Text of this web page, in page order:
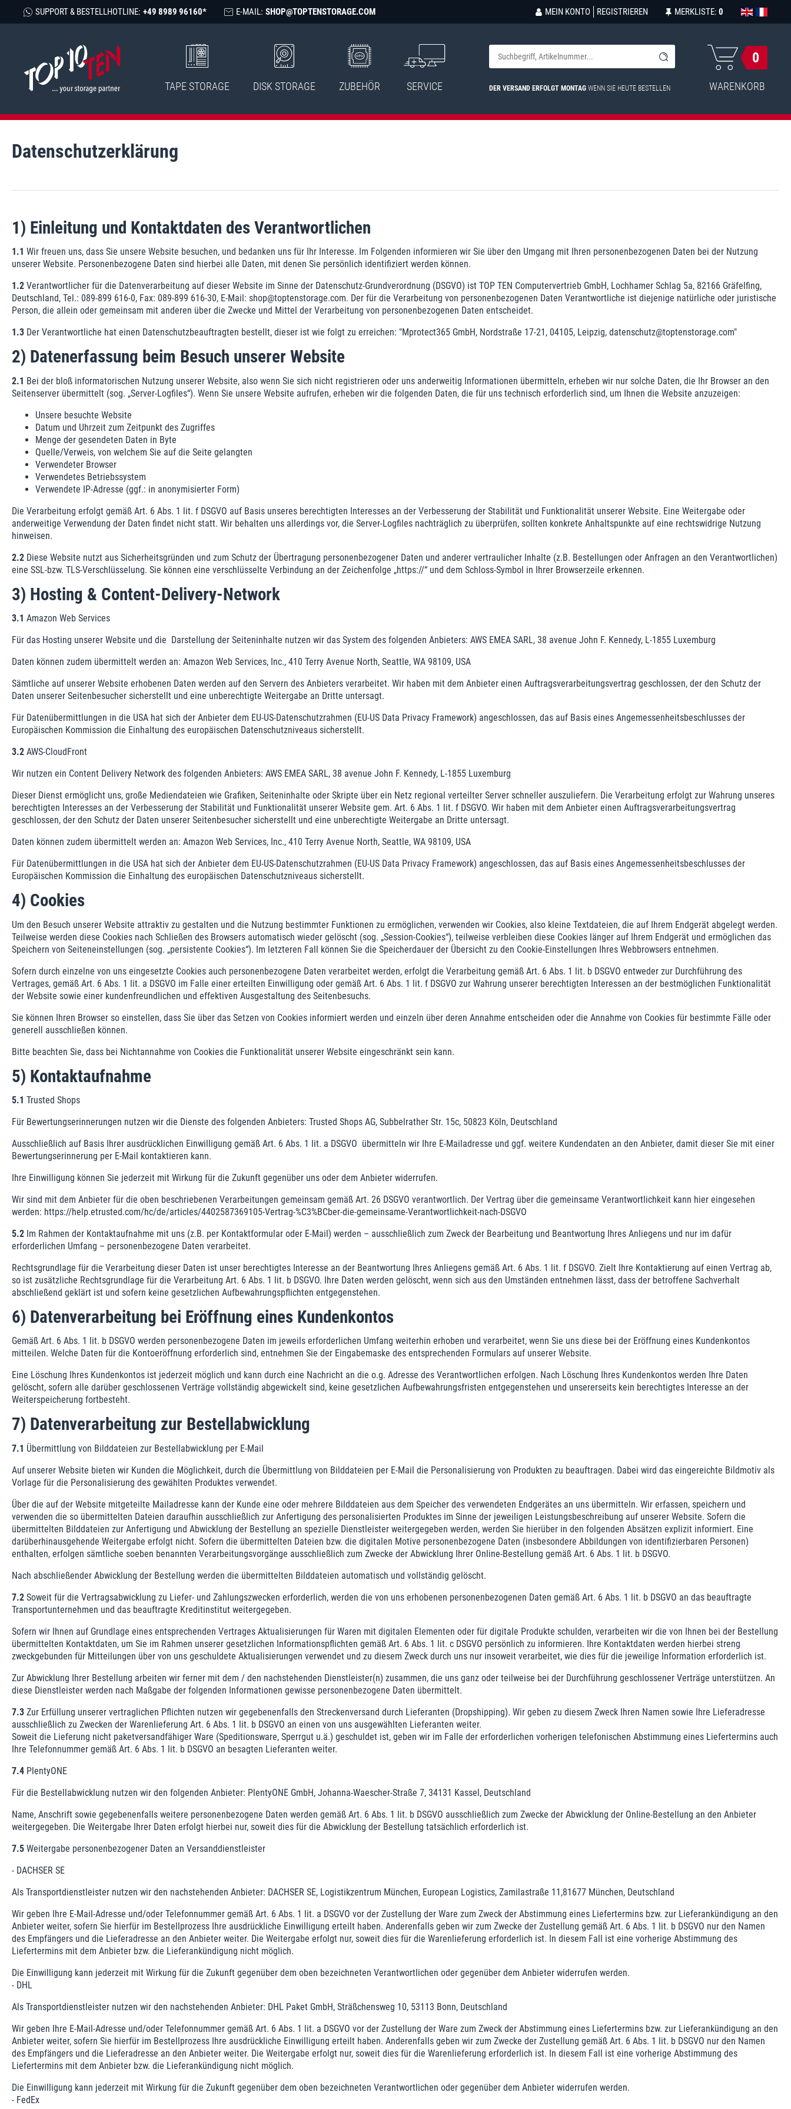
SUPPORT & BESTELLHOTLINE: +49 8989 96160* E-MAIL: SHOP@TOPTENSTORAGE.COM MEIN KONTO REGISTRIEREN MERKLISTE: 0
TAPE STORAGE DISK STORAGE ZUBEHÖR SERVICE DER VERSAND ERFOLGT MONTAG WENN SIE HEUTE BESTELLEN
0
WARENKORB
Daten­schutz­erklärung
1) Einleitung und Kontaktdaten des Verantwortlichen
1.1 Wir freuen uns, dass Sie unsere Website besuchen, und bedanken uns für Ihr Interesse. Im Folgenden informieren wir Sie über den Umgang mit Ihren personenbezogenen Daten bei der Nutzung
unserer Website. Personenbezogene Daten sind hierbei alle Daten, mit denen Sie persönlich identifiziert werden können.
1.2 Verantwortlicher für die Datenverarbeitung auf dieser Website im Sinne der Datenschutz-Grundverordnung (DSGVO) ist TOP TEN Computervertrieb GmbH, Lochhamer Schlag 5a, 82166 Gräfelfing,
Deutschland, Tel.: 089-899 616-0, Fax: 089-899 616-30, E-Mail: shop@toptenstorage.com. Der für die Verarbeitung von personenbezogenen Daten Verantwortliche ist diejenige natürliche oder juristische
Person, die allein oder gemeinsam mit anderen über die Zwecke und Mittel der Verarbeitung von personenbezogenen Daten entscheidet.
1.3 Der Verantwortliche hat einen Datenschutzbeauftragten bestellt, dieser ist wie folgt zu erreichen: "Mprotect365 GmbH, Nordstraße 17-21, 04105, Leipzig, datenschutz@toptenstorage.com"
2) Datenerfassung beim Besuch unserer Website
2.1 Bei der bloß informatorischen Nutzung unserer Website, also wenn Sie sich nicht registrieren oder uns anderweitig Informationen übermitteln, erheben wir nur solche Daten, die Ihr Browser an den
Seitenserver übermittelt (sog. „Server-Logfiles“). Wenn Sie unsere Website aufrufen, erheben wir die folgenden Daten, die für uns technisch erforderlich sind, um Ihnen die Website anzuzeigen:
Unsere besuchte Website
Datum und Uhrzeit zum Zeitpunkt des Zugriffes
Menge der gesendeten Daten in Byte
Quelle/Verweis, von welchem Sie auf die Seite gelangten
Verwendeter Browser
Verwendetes Betriebssystem
Verwendete IP-Adresse (ggf.: in anonymisierter Form)
Die Verarbeitung erfolgt gemäß Art. 6 Abs. 1 lit. f DSGVO auf Basis unseres berechtigten Interesses an der Verbesserung der Stabilität und Funktionalität unserer Website. Eine Weitergabe oder
anderweitige Verwendung der Daten findet nicht statt. Wir behalten uns allerdings vor, die Server-Logfiles nachträglich zu überprüfen, sollten konkrete Anhaltspunkte auf eine rechtswidrige Nutzung
hinweisen.
2.2 Diese Website nutzt aus Sicherheitsgründen und zum Schutz der Übertragung personenbezogener Daten und anderer vertraulicher Inhalte (z.B. Bestellungen oder Anfragen an den Verantwortlichen)
eine SSL-bzw. TLS-Verschlüsselung. Sie können eine verschlüsselte Verbindung an der Zeichenfolge „https://“ und dem Schloss-Symbol in Ihrer Browserzeile erkennen.
3) Hosting & Content-Delivery-Network
3.1 Amazon Web Services
Für das Hosting unserer Website und die Darstellung der Seiteninhalte nutzen wir das System des folgenden Anbieters: AWS EMEA SARL, 38 avenue John F. Kennedy, L-1855 Luxemburg
Daten können zudem übermittelt werden an: Amazon Web Services, Inc., 410 Terry Avenue North, Seattle, WA 98109, USA
Sämtliche auf unserer Website erhobenen Daten werden auf den Servern des Anbieters verarbeitet. Wir haben mit dem Anbieter einen Auftragsverarbeitungsvertrag geschlossen, der den Schutz der
Daten unserer Seitenbesucher sicherstellt und eine unberechtigte Weitergabe an Dritte untersagt.
Für Datenübermittlungen in die USA hat sich der Anbieter dem EU-US-Datenschutzrahmen (EU-US Data Privacy Framework) angeschlossen, das auf Basis eines Angemessenheitsbeschlusses der
Europäischen Kommission die Einhaltung des europäischen Datenschutzniveaus sicherstellt.
3.2 AWS-CloudFront
Wir nutzen ein Content Delivery Network des folgenden Anbieters: AWS EMEA SARL, 38 avenue John F. Kennedy, L-1855 Luxemburg
Dieser Dienst ermöglicht uns, große Mediendateien wie Grafiken, Seiteninhalte oder Skripte über ein Netz regional verteilter Server schneller auszuliefern. Die Verarbeitung erfolgt zur Wahrung unseres
berechtigten Interesses an der Verbesserung der Stabilität und Funktionalität unserer Website gem. Art. 6 Abs. 1 lit. f DSGVO. Wir haben mit dem Anbieter einen Auftragsverarbeitungsvertrag
geschlossen, der den Schutz der Daten unserer Seitenbesucher sicherstellt und eine unberechtigte Weitergabe an Dritte untersagt.
Daten können zudem übermittelt werden an: Amazon Web Services, Inc., 410 Terry Avenue North, Seattle, WA 98109, USA
Für Datenübermittlungen in die USA hat sich der Anbieter dem EU-US-Datenschutzrahmen (EU-US Data Privacy Framework) angeschlossen, das auf Basis eines Angemessenheitsbeschlusses der
Europäischen Kommission die Einhaltung des europäischen Datenschutzniveaus sicherstellt.
4) Cookies
Um den Besuch unserer Website attraktiv zu gestalten und die Nutzung bestimmter Funktionen zu ermöglichen, verwenden wir Cookies, also kleine Textdateien, die auf Ihrem Endgerät abgelegt werden.
Teilweise werden diese Cookies nach Schließen des Browsers automatisch wieder gelöscht (sog. „Session-Cookies“), teilweise verbleiben diese Cookies länger auf Ihrem Endgerät und ermöglichen das
Speichern von Seiteneinstellungen (sog. „persistente Cookies“). Im letzteren Fall können Sie die Speicherdauer der Übersicht zu den Cookie-Einstellungen Ihres Webbrowsers entnehmen.
Sofern durch einzelne von uns eingesetzte Cookies auch personenbezogene Daten verarbeitet werden, erfolgt die Verarbeitung gemäß Art. 6 Abs. 1 lit. b DSGVO entweder zur Durchführung des
Vertrages, gemäß Art. 6 Abs. 1 lit. a DSGVO im Falle einer erteilten Einwilligung oder gemäß Art. 6 Abs. 1 lit. f DSGVO zur Wahrung unserer berechtigten Interessen an der bestmöglichen Funktionalität
der Website sowie einer kundenfreundlichen und effektiven Ausgestaltung des Seitenbesuchs.
Sie können Ihren Browser so einstellen, dass Sie über das Setzen von Cookies informiert werden und einzeln über deren Annahme entscheiden oder die Annahme von Cookies für bestimmte Fälle oder
generell ausschließen können.
Bitte beachten Sie, dass bei Nichtannahme von Cookies die Funktionalität unserer Website eingeschränkt sein kann.
5) Kontaktaufnahme
5.1 Trusted Shops
Für Bewertungserinnerungen nutzen wir die Dienste des folgenden Anbieters: Trusted Shops AG, Subbelrather Str. 15c, 50823 Köln, Deutschland
Ausschließlich auf Basis Ihrer ausdrücklichen Einwilligung gemäß Art. 6 Abs. 1 lit. a DSGVO übermitteln wir Ihre E-Mailadresse und ggf. weitere Kundendaten an den Anbieter, damit dieser Sie mit einer
Bewertungserinnerung per E-Mail kontaktieren kann.
Ihre Einwilligung können Sie jederzeit mit Wirkung für die Zukunft gegenüber uns oder dem Anbieter widerrufen.
Wir sind mit dem Anbieter für die oben beschriebenen Verarbeitungen gemeinsam gemäß Art. 26 DSGVO verantwortlich. Der Vertrag über die gemeinsame Verantwortlichkeit kann hier eingesehen
werden: https://help.etrusted.com/hc/de/articles/4402587369105-Vertrag-%C3%BCber-die-gemeinsame-Verantwortlichkeit-nach-DSGVO
5.2 Im Rahmen der Kontaktaufnahme mit uns (z.B. per Kontaktformular oder E-Mail) werden – ausschließlich zum Zweck der Bearbeitung und Beantwortung Ihres Anliegens und nur im dafür
erforderlichen Umfang – personenbezogene Daten verarbeitet.
Rechtsgrundlage für die Verarbeitung dieser Daten ist unser berechtigtes Interesse an der Beantwortung Ihres Anliegens gemäß Art. 6 Abs. 1 lit. f DSGVO. Zielt Ihre Kontaktierung auf einen Vertrag ab,
so ist zusätzliche Rechtsgrundlage für die Verarbeitung Art. 6 Abs. 1 lit. b DSGVO. Ihre Daten werden gelöscht, wenn sich aus den Umständen entnehmen lässt, dass der betroffene Sachverhalt
abschließend geklärt ist und sofern keine gesetzlichen Aufbewahrungspflichten entgegenstehen.
6) Datenverarbeitung bei Eröffnung eines Kundenkontos
Gemäß Art. 6 Abs. 1 lit. b DSGVO werden personenbezogene Daten im jeweils erforderlichen Umfang weiterhin erhoben und verarbeitet, wenn Sie uns diese bei der Eröffnung eines Kundenkontos
mitteilen. Welche Daten für die Kontoeröffnung erforderlich sind, entnehmen Sie der Eingabemaske des entsprechenden Formulars auf unserer Website.
Eine Löschung Ihres Kundenkontos ist jederzeit möglich und kann durch eine Nachricht an die o.g. Adresse des Verantwortlichen erfolgen. Nach Löschung Ihres Kundenkontos werden Ihre Daten
gelöscht, sofern alle darüber geschlossenen Verträge vollständig abgewickelt sind, keine gesetzlichen Aufbewahrungsfristen entgegenstehen und unsererseits kein berechtigtes Interesse an der
Weiterspeicherung fortbesteht.
7) Datenverarbeitung zur Bestellabwicklung
7.1 Übermittlung von Bilddateien zur Bestellabwicklung per E-Mail
Auf unserer Website bieten wir Kunden die Möglichkeit, durch die Übermittlung von Bilddateien per E-Mail die Personalisierung von Produkten zu beauftragen. Dabei wird das eingereichte Bildmotiv als
Vorlage für die Personalisierung des gewählten Produktes verwendet.
Über die auf der Website mitgeteilte Mailadresse kann der Kunde eine oder mehrere Bilddateien aus dem Speicher des verwendeten Endgerätes an uns übermitteln. Wir erfassen, speichern und
verwenden die so übermittelten Dateien daraufhin ausschließlich zur Anfertigung des personalisierten Produktes im Sinne der jeweiligen Leistungsbeschreibung auf unserer Website. Sofern die
übermittelten Bilddateien zur Anfertigung und Abwicklung der Bestellung an spezielle Dienstleister weitergegeben werden, werden Sie hierüber in den folgenden Absätzen explizit informiert. Eine
darüberhinausgehende Weitergabe erfolgt nicht. Sofern die übermittelten Dateien bzw. die digitalen Motive personenbezogene Daten (insbesondere Abbildungen von identifizierbaren Personen)
enthalten, erfolgen sämtliche soeben benannten Verarbeitungsvorgänge ausschließlich zum Zwecke der Abwicklung Ihrer Online-Bestellung gemäß Art. 6 Abs. 1 lit. b DSGVO.
Nach abschließender Abwicklung der Bestellung werden die übermittelten Bilddateien automatisch und vollständig gelöscht.
7.2 Soweit für die Vertragsabwicklung zu Liefer- und Zahlungszwecken erforderlich, werden die von uns erhobenen personenbezogenen Daten gemäß Art. 6 Abs. 1 lit. b DSGVO an das beauftragte
Transportunternehmen und das beauftragte Kreditinstitut weitergegeben.
Sofern wir Ihnen auf Grundlage eines entsprechenden Vertrages Aktualisierungen für Waren mit digitalen Elementen oder für digitale Produkte schulden, verarbeiten wir die von Ihnen bei der Bestellung
übermittelten Kontaktdaten, um Sie im Rahmen unserer gesetzlichen Informationspflichten gemäß Art. 6 Abs. 1 lit. c DSGVO persönlich zu informieren. Ihre Kontaktdaten werden hierbei streng
zweckgebunden für Mitteilungen über von uns geschuldete Aktualisierungen verwendet und zu diesem Zweck durch uns nur insoweit verarbeitet, wie dies für die jeweilige Information erforderlich ist.
Zur Abwicklung Ihrer Bestellung arbeiten wir ferner mit dem / den nachstehenden Dienstleister(n) zusammen, die uns ganz oder teilweise bei der Durchführung geschlossener Verträge unterstützen. An
diese Dienstleister werden nach Maßgabe der folgenden Informationen gewisse personenbezogene Daten übermittelt.
7.3 Zur Erfüllung unserer vertraglichen Pflichten nutzen wir gegebenenfalls den Streckenversand durch Lieferanten (Dropshipping). Wir geben zu diesem Zweck Ihren Namen sowie Ihre Lieferadresse
ausschließlich zu Zwecken der Warenlieferung Art. 6 Abs. 1 lit. b DSGVO an einen von uns ausgewählten Lieferanten weiter.
Soweit die Lieferung nicht paketversandfähiger Ware (Speditionsware, Sperrgut u.ä.) geschuldet ist, geben wir im Falle der erforderlichen vorherigen telefonischen Abstimmung eines Liefertermins auch
Ihre Telefonnummer gemäß Art. 6 Abs. 1 lit. b DSGVO an besagten Lieferanten weiter.
7.4 PlentyONE
Für die Bestellabwicklung nutzen wir den folgenden Anbieter: PlentyONE GmbH, Johanna-Waescher-Straße 7, 34131 Kassel, Deutschland
Name, Anschrift sowie gegebenenfalls weitere personenbezogene Daten werden gemäß Art. 6 Abs. 1 lit. b DSGVO ausschließlich zum Zwecke der Abwicklung der Online-Bestellung an den Anbieter
weitergegeben. Die Weitergabe Ihrer Daten erfolgt hierbei nur, soweit dies für die Abwicklung der Bestellung tatsächlich erforderlich ist.
7.5 Weitergabe personenbezogener Daten an Versanddienstleister
- DACHSER SE
Als Transportdienstleister nutzen wir den nachstehenden Anbieter: DACHSER SE, Logistikzentrum München, European Logistics, Zamilastraße 11,81677 München, Deutschland
Wir geben Ihre E-Mail-Adresse und/oder Telefonnummer gemäß Art. 6 Abs. 1 lit. a DSGVO vor der Zustellung der Ware zum Zweck der Abstimmung eines Liefertermins bzw. zur Lieferankündigung an den
Anbieter weiter, sofern Sie hierfür im Bestellprozess Ihre ausdrückliche Einwilligung erteilt haben. Anderenfalls geben wir zum Zwecke der Zustellung gemäß Art. 6 Abs. 1 lit. b DSGVO nur den Namen
des Empfängers und die Lieferadresse an den Anbieter weiter. Die Weitergabe erfolgt nur, soweit dies für die Warenlieferung erforderlich ist. In diesem Fall ist eine vorherige Abstimmung des
Liefertermins mit dem Anbieter bzw. die Lieferankündigung nicht möglich.
Die Einwilligung kann jederzeit mit Wirkung für die Zukunft gegenüber dem oben bezeichneten Verantwortlichen oder gegenüber dem Anbieter widerrufen werden.
- DHL
Als Transportdienstleister nutzen wir den nachstehenden Anbieter: DHL Paket GmbH, Sträßchensweg 10, 53113 Bonn, Deutschland
Wir geben Ihre E-Mail-Adresse und/oder Telefonnummer gemäß Art. 6 Abs. 1 lit. a DSGVO vor der Zustellung der Ware zum Zweck der Abstimmung eines Liefertermins bzw. zur Lieferankündigung an den
Anbieter weiter, sofern Sie hierfür im Bestellprozess Ihre ausdrückliche Einwilligung erteilt haben. Anderenfalls geben wir zum Zwecke der Zustellung gemäß Art. 6 Abs. 1 lit. b DSGVO nur den Namen
des Empfängers und die Lieferadresse an den Anbieter weiter. Die Weitergabe erfolgt nur, soweit dies für die Warenlieferung erforderlich ist. In diesem Fall ist eine vorherige Abstimmung des
Liefertermins mit dem Anbieter bzw. die Lieferankündigung nicht möglich.
Die Einwilligung kann jederzeit mit Wirkung für die Zukunft gegenüber dem oben bezeichneten Verantwortlichen oder gegenüber dem Anbieter widerrufen werden.
- FedEx